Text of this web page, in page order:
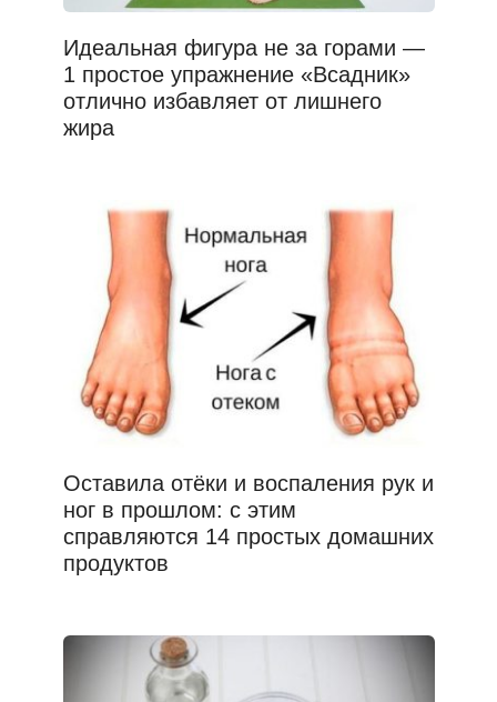
Идеальная фигура не за горами —
1 простое упражнение «Всадник»
отлично избавляет от лишнего
жира
Оставила отёки и воспаления рук и
ног в прошлом: с этим
справляются 14 простых домашних
продуктов